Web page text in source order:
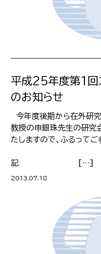
平成25年度第1回
のお知らせ
今年度後期から在外研
教授の申銀珠先生の研究
たしますので、ふるってご
記 […]
2013.07.18